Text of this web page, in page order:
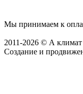
Мы принимаем к
2011-2026 © А
Создание и